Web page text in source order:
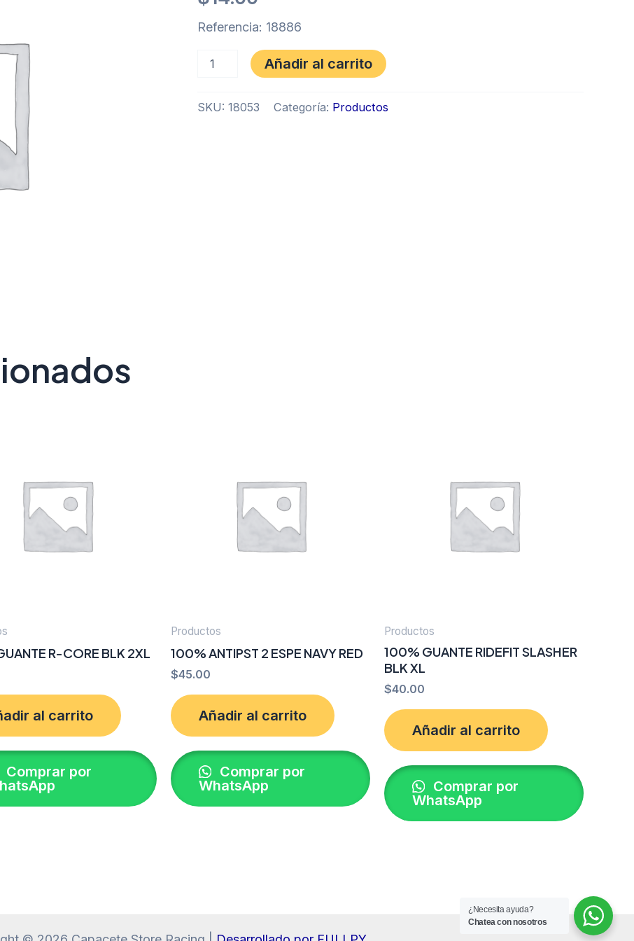
Referencia: 18886
Añadir al carrito
SKU: 18053 Categoría: Productos
R-CORE BLK 2XL
al carrito
Comprar por
Productos
100% ANTIPST 2 ESPE NAVY RED
$45.00
Añadir al carrito
Comprar por
WhatsApp
Productos
100% GUANTE RIDEFIT SLASHER
BLK XL
$40.00
Añadir al carrito
Comprar por
WhatsApp
¿Necesita ayuda?
Chatea con nosotros